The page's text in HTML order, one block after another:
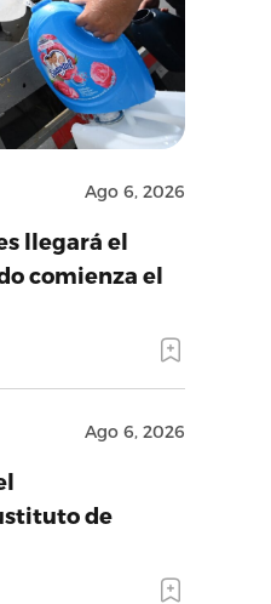
Ago 6, 2026
llegará el
comienza el
Ago 6, 2026
de